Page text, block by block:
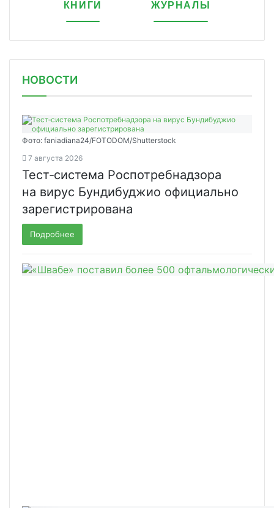
КНИГИ ЖУРНАЛЫ
НОВОСТИ
Фото: faniadiana24/FOTODOM/Shutterstock
7 августа 2026
Тест‑система Роспотребнадзора
на вирус Бундибуджио официально
зарегистрирована
Подробнее